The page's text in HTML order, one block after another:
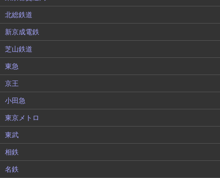
北総鉄道
新京成電鉄
芝山鉄道
東急
京王
小田急
東京メトロ
東武
相鉄
名鉄